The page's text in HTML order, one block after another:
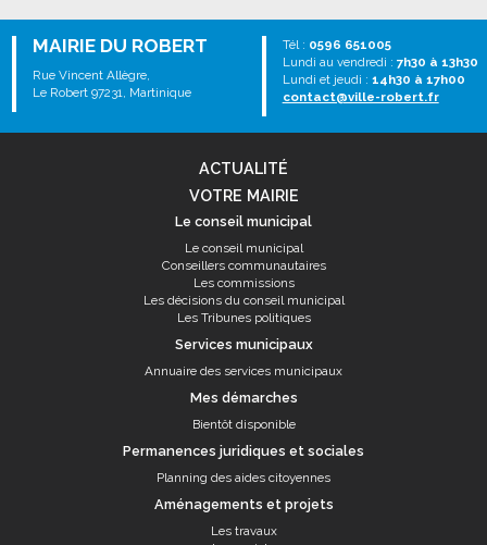
MAIRIE DU ROBERT
Rue Vincent Allègre,
Le Robert 97231, Martinique
Tél : 0596 651005
Lundi au vendredi : 7h30 à 13h30
Lundi et jeudi : 14h30 à 17h00
contact@ville-robert.fr
ACTUALITÉ
VOTRE MAIRIE
Le conseil municipal
Le conseil municipal
Conseillers communautaires
Les commissions
Les décisions du conseil municipal
Les Tribunes politiques
Services municipaux
Annuaire des services municipaux
Mes démarches
Bientôt disponible
Permanences juridiques et sociales
Planning des aides citoyennes
Aménagements et projets
Les travaux